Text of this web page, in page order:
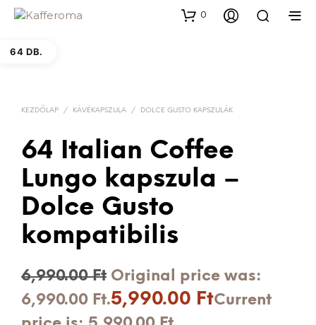
0
64 DB.
KEZDŐLAP / KÁVÉKAPSZULA / DOLCE GUSTO KAPSZULÁK
64 Italian Coffee
Lungo kapszula –
Dolce Gusto
kompatibilis
6,990.00Ft Original price was:
6,990.00 Ft.5,990.00 FtCurrent